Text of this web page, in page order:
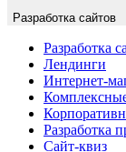
Разработка сайтов
Разработка
Лендинги
Интернет-
Разработка
Сайт-квиз